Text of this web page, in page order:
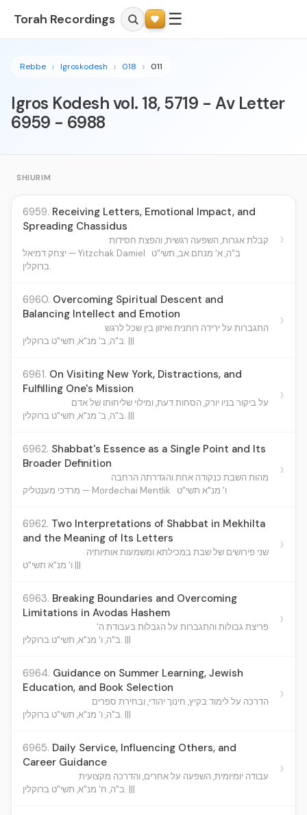
Torah Recordings ☰
Rebbe Igroskodesh 018 011
Igros Kodesh vol. 18, 5719 - Av Letter
6959 - 6988
SHIURIM
6959. Receiving Letters, Emotional Impact, and
Spreading Chassidus
קבלת אגרות, השפעה רגשית, והפצת חסידות
יצחק דמיאל — Yitzchak Damiel
ב"ה, א' מנחם אב, תשי"ט
ברוקלין.
›
6960. Overcoming Spiritual Descent and
Balancing Intellect and Emotion
התגברות על ירידה רוחנית ואיזון בין שכל לרגש
ב"ה, ב' מנ"א, תשי"ט ברוקלין. |||
›
6961. On Visiting New York, Distractions, and
Fulfilling One's Mission
על ביקור בניו יורק, הסחות דעת, ומילוי שליחותו של אדם
ב"ה, ב' מנ"א, תשי"ט ברוקלין. |||
›
6962. Shabbat's Essence as a Single Point and Its
Broader Definition
מהות השבת כנקודה אחת והגדרתה הרחבה
מרדכי מענטליק — Mordechai Mentlik
ו' מנ"א תשי"ט
›
6962. Two Interpretations of Shabbat in Mekhilta
and the Meaning of Its Letters
שני פירושים של שבת במכילתא ומשמעות אותיותיה
ו' מנ"א תשי"ט |||
›
6963. Breaking Boundaries and Overcoming
Limitations in Avodas Hashem
פריצת גבולות והתגברות על הגבלות בעבודת ה'
ב"ה, ו' מנ"א, תשי"ט ברוקלין. |||
›
6964. Guidance on Summer Learning, Jewish
Education, and Book Selection
הדרכה על לימוד בקיץ, חינוך יהודי, ובחירת ספרים
ב"ה, ו' מנ"א, תשי"ט ברוקלין. |||
›
6965. Daily Service, Influencing Others, and
Career Guidance
עבודה יומיומית, השפעה על אחרים, והדרכה מקצועית
ב"ה, ח' מנ"א, תשי"ט ברוקלין. |||
›